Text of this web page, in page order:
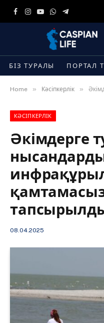
Facebook
Instagram
YouTube
WhatsApp
Telegram
БІЗ ТУРАЛЫ ПОРТАЛ
Home » Кәсіпкерлік » Әкімдерге
КӘСІПКЕРЛІК
Әкімдерге
08.04.2025